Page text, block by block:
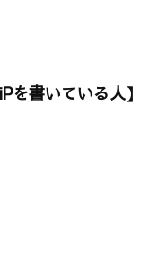
を書いている人】